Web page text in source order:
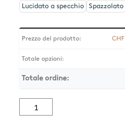
Lucidato a specchio Spazzolato
Prezzo del prodotto: CHF
Totale opzioni:
Totale ordine:
Waterline